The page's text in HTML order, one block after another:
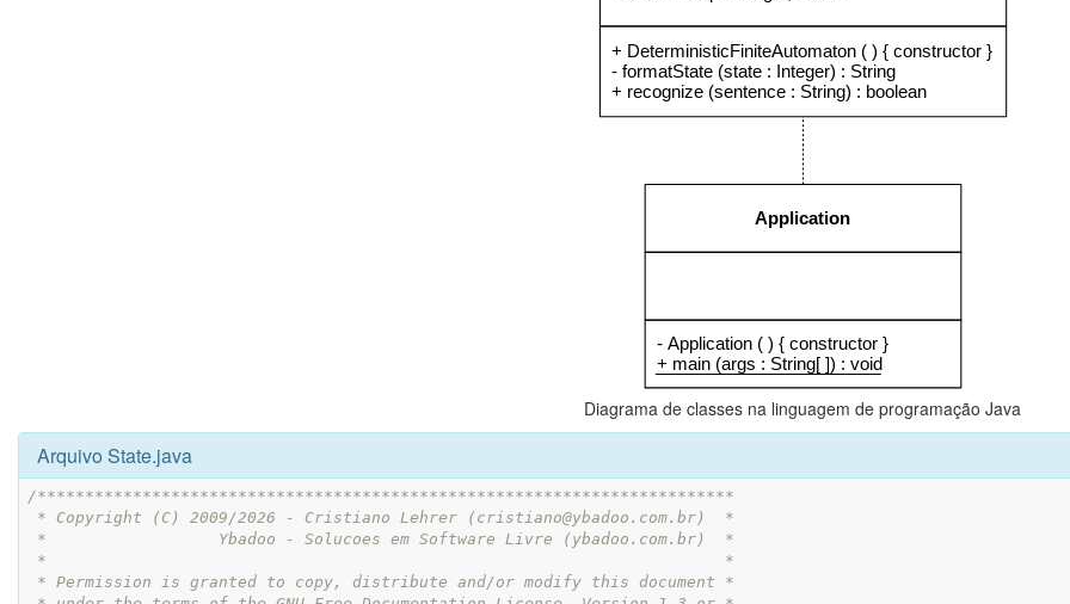
Diagrama de classes na linguagem de programação Java
Arquivo State.java
/*************************************************************************